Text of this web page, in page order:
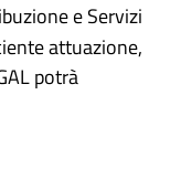
e Servizi
attuazione,
potrà